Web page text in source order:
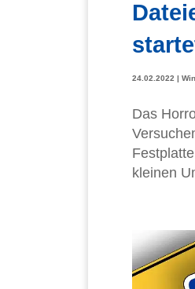
24.02.2022 |
Das
kleinen